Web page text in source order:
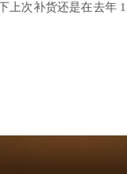
上次补货还是在去年